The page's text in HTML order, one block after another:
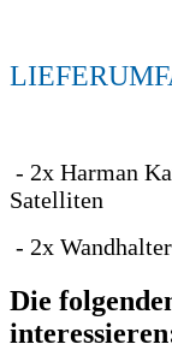
- 2x Harman
Satelliten
- 2x
Die